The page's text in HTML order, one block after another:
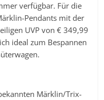
verfügbar. Für die
Pendants mit der
UVP von € 349,99
ideal zum Bespannen
Märklin/Trix-